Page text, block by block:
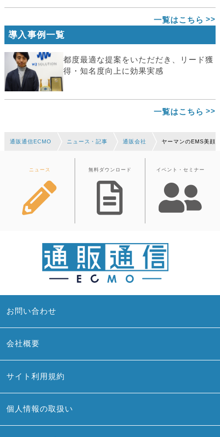
一覧はこちら
導入事例一覧
都度最適な提案をいただだき、リード獲
得・知名度向上に効果実感
一覧はこちら
通販通信ECMO ニュース・記事 通販会社 ヤーマンのEMS美顔
ニュース 無料ダウンロード イベント・セミナー
お問い合わせ
会社概要
サイト利用規約
個人情報の取扱い